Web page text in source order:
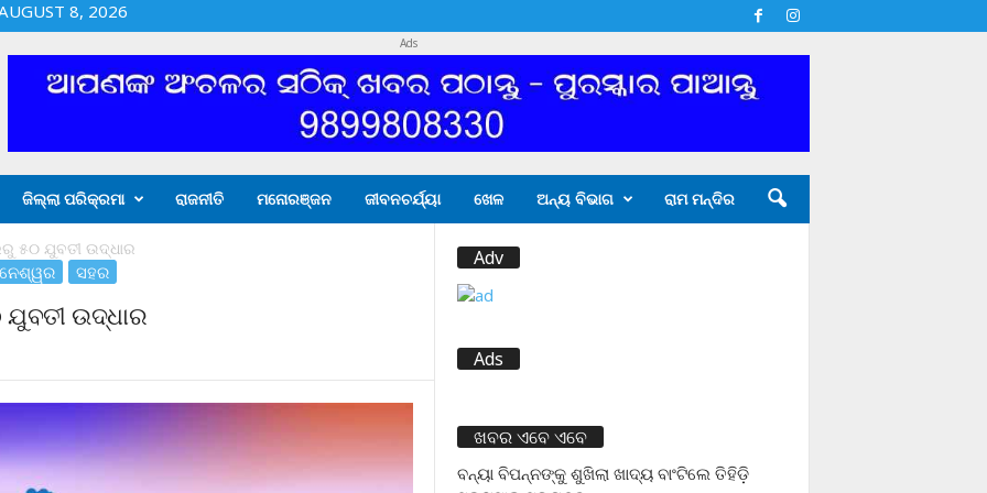
8, 2026
Ads
ଜିଲ୍ଲା ପରିକ୍ରମା ରାଜନୀତି ମନୋରଞ୍ଜନ ଜୀବନଚର୍ଯ୍ୟା ଖେଳ ଅନ୍ୟ ବିଭାଗ ରାମ ମନ୍ଦିର
୫୦ ଯୁବତୀ ଉଦ୍ଧାର
ସହର
ଉଦ୍ଧାର
Adv
Ads
ଖବର ଏବେ ଏବେ
ବନ୍ୟା ବିପନ୍ନଙ୍କୁ ଶୁଖିଲା ଖାଦ୍ୟ ବାଂଟିଲେ ତିହିଡି଼